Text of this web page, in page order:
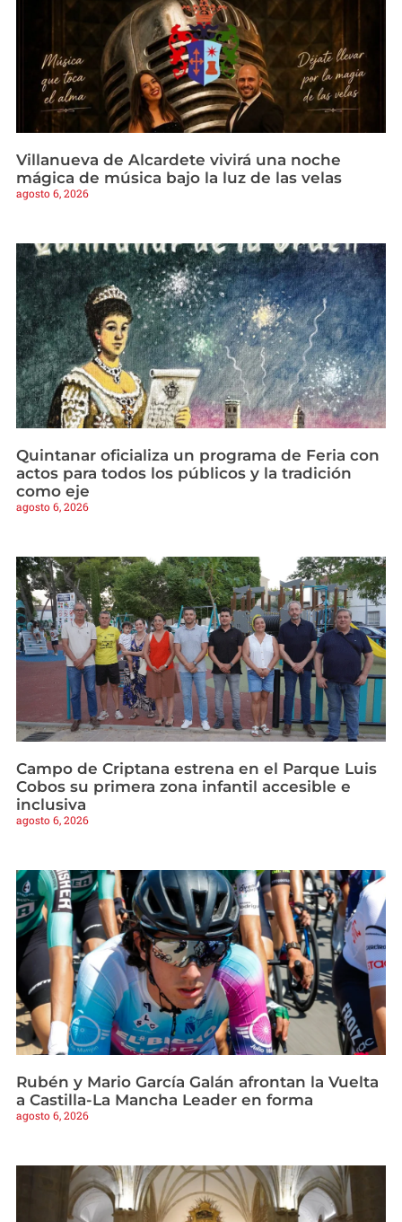
Villanueva de Alcardete vivirá una noche
mágica de música bajo la luz de las velas
agosto 6, 2026
Quintanar oficializa un programa de Feria con
actos para todos los públicos y la tradición
como eje
agosto 6, 2026
Campo de Criptana estrena en el Parque Luis
Cobos su primera zona infantil accesible e
inclusiva
agosto 6, 2026
Rubén y Mario García Galán afrontan la Vuelta
a Castilla-La Mancha Leader en forma
agosto 6, 2026